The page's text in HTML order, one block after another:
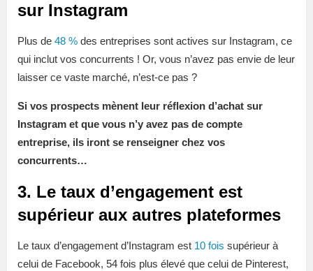
sur Instagram
Plus de 48 % des entreprises sont actives sur Instagram, ce
qui inclut vos concurrents ! Or, vous n’avez pas envie de leur
laisser ce vaste marché, n’est-ce pas ?
Si vos prospects mènent leur réflexion d’achat sur
Instagram et que vous n’y avez pas de compte
entreprise, ils iront se renseigner chez vos
concurrents…
3. Le taux d’engagement est
supérieur aux autres plateformes
Le taux d’engagement d’Instagram est 10 fois supérieur à
celui de Facebook, 54 fois plus élevé que celui de Pinterest,